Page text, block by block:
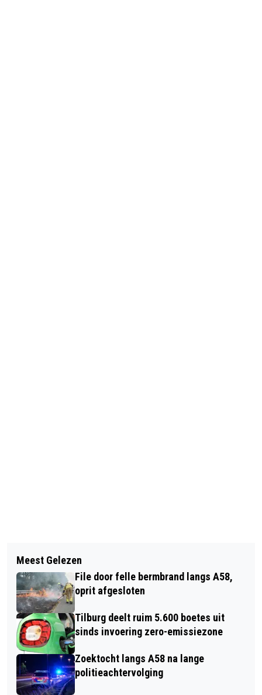
AVOND4DAAGSE IN TILBURG GROEIT
DOOR EN KRIJGT EXTRA FEESTELIJKE
FINISH
TREINVERKEER TUSSEN TILBURG EN
GILZE-RIJEN STIL NA AANRIJDING
Meest Gelezen
File door felle bermbrand langs A58,
oprit afgesloten
Tilburg deelt ruim 5.600 boetes uit
sinds invoering zero-emissiezone
Zoektocht langs A58 na lange
politieachtervolging